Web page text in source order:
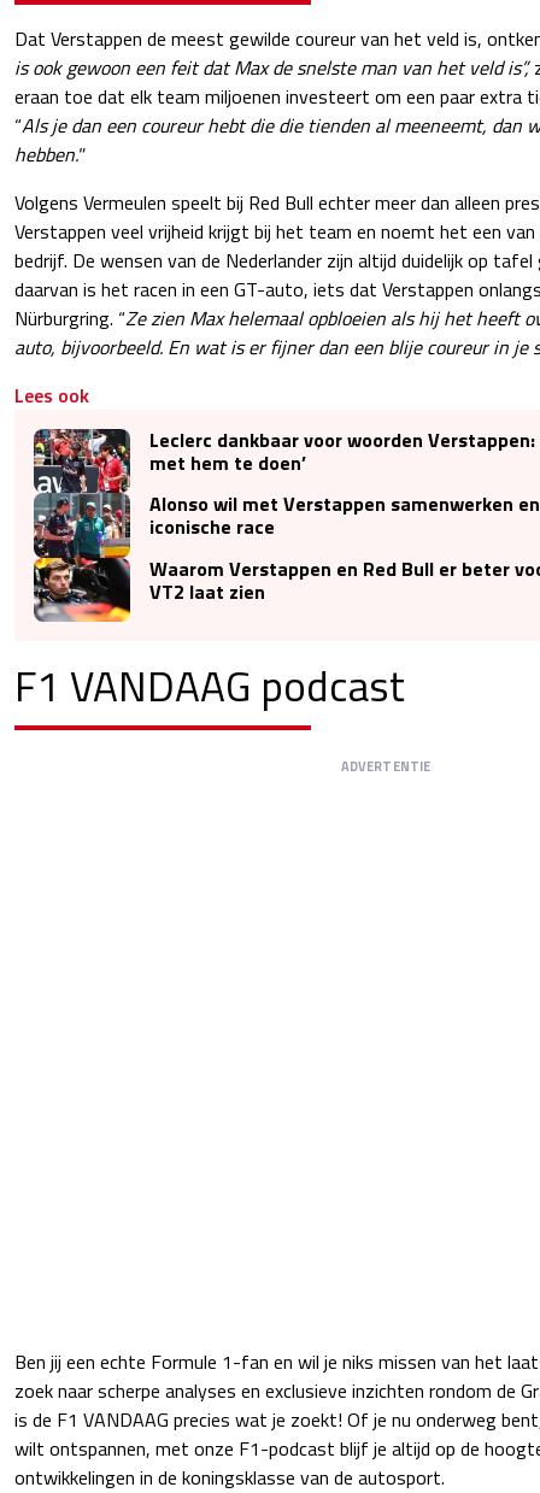
Dat Verstappen de meest gewilde coureur van het veld is,
is ook gewoon een feit dat Max de snelste man van het veld is”,
eraan toe dat elk team miljoenen investeert om een paar extra
“Als je dan een coureur hebt die die tienden al meeneemt, dan
hebben."
Volgens Vermeulen speelt bij Red Bull echter meer dan alleen
Verstappen veel vrijheid krijgt bij het team en noemt het een
bedrijf. De wensen van de Nederlander zijn altijd duidelijk op
daarvan is het racen in een GT-auto, iets dat Verstappen
Nürburgring. “Ze zien Max helemaal opbloeien als hij het heeft
auto, bijvoorbeeld. En wat is er fijner dan een blije coureur in je
Lees ook
Leclerc dankbaar voor woorden
met hem te doen’
Alonso wil met Verstappen samenwerken
iconische race
Waarom Verstappen en Red Bull er beter
VT2 laat zien
F1 VANDAAG podcast
ADVERTENTIE
Ben jij een echte Formule 1-fan en wil je niks missen van het
zoek naar scherpe analyses en exclusieve inzichten rondom de
is de F1 VANDAAG precies wat je zoekt! Of je nu onderweg
wilt ontspannen, met onze F1-podcast blijf je altijd op de
ontwikkelingen in de koningsklasse van de autosport.